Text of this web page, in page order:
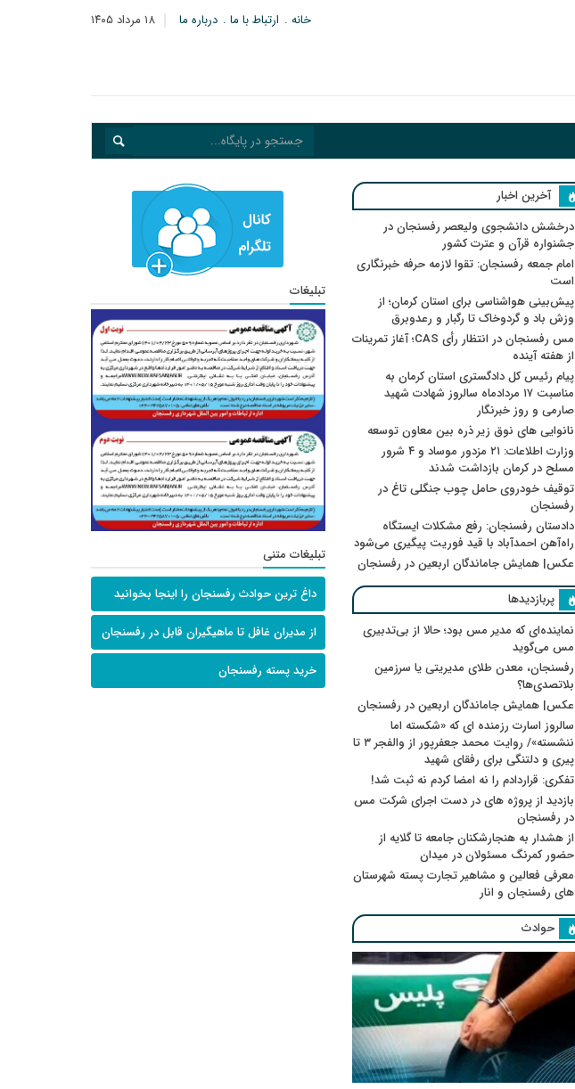
۱۸ مرداد ۱۴۰۵ خانه ارتباط با ما درباره ما
آخرین اخبار
درخشش دانشجوی ولیعصر رفسنجان در
جشنواره قرآن و عترت کشور
امام جمعه رفسنجان: تقوا لازمه حرفه خبرنگاری
است
پیش‌بینی هواشناسی برای استان کرمان؛ از
وزش باد و گردوخاک تا رگبار و رعدوبرق
مس رفسنجان در انتظار رأی CAS؛ آغاز تمرینات
از هفته آینده
پیام رئیس کل دادگستری استان کرمان به
مناسبت ۱۷ مردادماه سالروز شهادت شهید
صارمی و روز خبرنگار
نانوایی های نوق زیر ذره بین معاون توسعه
وزارت اطلاعات: ۲۱ مزدور موساد و ۴ شرور
مسلح در کرمان بازداشت شدند
توقیف خودروی حامل چوب جنگلی تاغ در
رفسنجان
دادستان رفسنجان: رفع مشکلات ایستگاه
راه‌آهن احمدآباد با قید فوریت پیگیری می‌شود
عکس| همایش جاماندگان اربعین در رفسنجان
پربازدیدها
نماینده‌ای که مدیر مس بود؛ حالا از بی‌تدبیری
مس می‌گوید
رفسنجان، معدن طلای مدیریتی یا سرزمین
بلاتصدی‌ها؟
عکس| همایش جاماندگان اربعین در رفسنجان
سالروز اسارت رزمنده ای که «شکسته اما
ننشسته»/ روایت محمد جعفرپور از والفجر ۳ تا
پیری و دلتنگی برای رفقای شهید
تفکری: قراردادم را نه امضا کردم نه ثبت شد!
بازدید از پروژه های در دست اجرای شرکت مس
در رفسنجان
از هشدار به هنجارشکنان جامعه تا گلایه از
حضور کمرنگ مسئولان در میدان
معرفی فعالین و مشاهیر تجارت پسته شهرستان
های رفسنجان و انار
حوادث
تبلیغات
تبلیغات متنی
داغ ترین حوادث رفسنجان را اینجا بخوانید
از مدیران غافل تا ماهیگیران قابل در رفسنجان
خرید پسته رفسنجان